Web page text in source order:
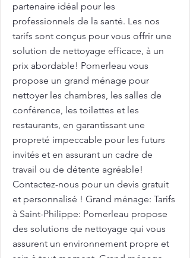
partenaire idéal pour les
professionnels de la santé. Les nos
tarifs sont conçus pour vous offrir une
solution de nettoyage efficace, à un
prix abordable! Pomerleau vous
propose un grand ménage pour
nettoyer les chambres, les salles de
conférence, les toilettes et les
restaurants, en garantissant une
propreté impeccable pour les futurs
invités et en assurant un cadre de
travail ou de détente agréable!
Contactez-nous pour un devis gratuit
et personnalisé ! Grand ménage: Tarifs
à Saint-Philippe: Pomerleau propose
des solutions de nettoyage qui vous
assurent un environnement propre et